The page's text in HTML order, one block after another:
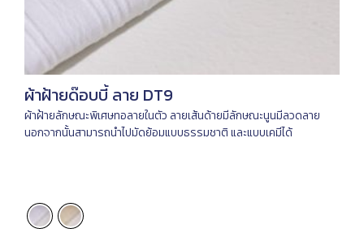
ผ้าฝ้ายด๊อบบี้ ลาย DT9
ผ้าฝ้ายลักษณะพิเศษทอลายในตัว ลายเส้นด้ายมีลักษณะนูนมีลวดลาย
นอกจากนั้นสามารถนำไปมัดย้อมแบบธรรมชาติ และแบบเคมีได้